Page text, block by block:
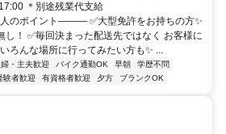
＊別途残業代支給
のポイント――― ✅大型免許をお持ちの方✨
し！ ✅毎回決まった配送先ではなく お客様に
ろんな場所に行ってみたい方も✨ ...
婦・主夫歓迎 バイク通勤OK 早朝
学歴不問
験者歓迎 有資格者歓迎 夕方 ブランクOK